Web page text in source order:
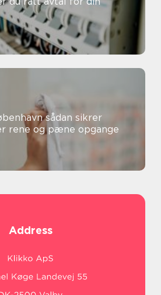
sådan sikrer
rene og pæne opgange
Address